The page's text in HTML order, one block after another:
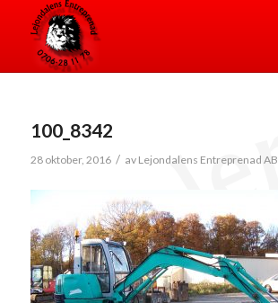
100_8342
28 oktober, 2016 / av Lejondalens Entreprenad AB